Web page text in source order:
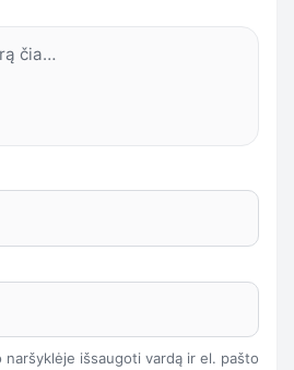
išsaugoti vardą ir el. pašto